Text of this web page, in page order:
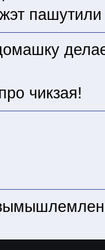
пашутили
чикзая!